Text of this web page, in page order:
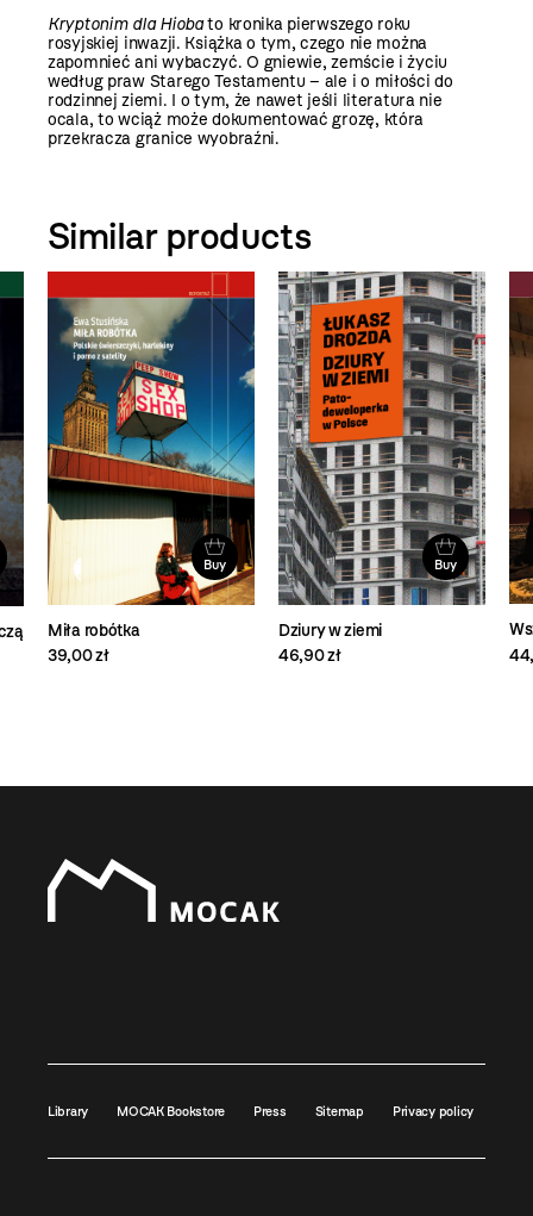
Kryptonim dla Hiobato kronika pierwszego roku
rosyjskiej inwazji. Książka o tym, czego nie można
zapomnieć ani wybaczyć. O gniewie, zemście i życiu
według praw Starego Testamentu – ale i o miłości do
rodzinnej ziemi. I o tym, że nawet jeśli literatura nie
ocala, to wciąż może dokumentować grozę, która
przekracza granice wyobraźni.
Similar products
Buy
Miła robótka
39,00 zł
Buy
Dziury w ziemi
46,90 zł
Library MOCAK Bookstore Press Sitemap Privacy policy